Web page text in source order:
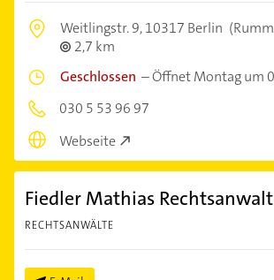
Weitlingstr. 9,10317 Berlin
2,7 km
Geschlossen –Öffnet Montag um
030 5 53 96 97
Webseite
Fiedler Mathias Rechtsanwalt
RECHTSANWÄLTE